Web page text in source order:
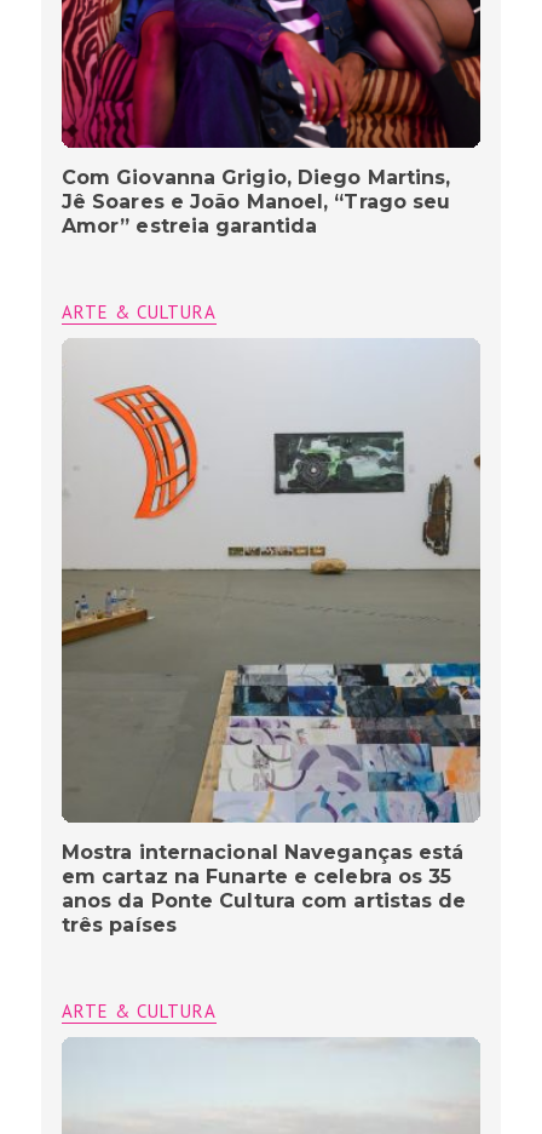
Com Giovanna Grigio, Diego Martins,
Jê Soares e João Manoel, “Trago seu
Amor” estreia garantida
ARTE & CULTURA
Mostra internacional Naveganças está
em cartaz na Funarte e celebra os 35
anos da Ponte Cultura com artistas de
três países
ARTE & CULTURA